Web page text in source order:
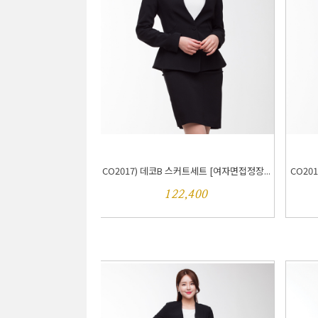
CO2017) 데코B 스커트세트 [여자면접정장...
122,400